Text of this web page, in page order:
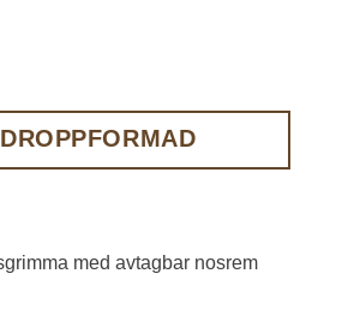
DROPPFORMAD